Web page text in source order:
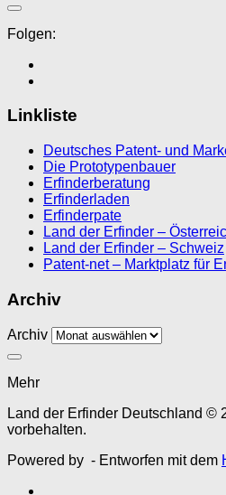
Folgen:
Linkliste
Deutsches Patent- und
Die Prototypenbauer
Erfinderberatung
Erfinderladen
Erfinderpate
Land der Erfinder –
Land der Erfinder – Schweiz
Patent-net – Marktplatz für
Archiv
Archiv
Mehr
Land der Erfinder Deutschland ©
vorbehalten.
Powered by - Entworfen mit dem